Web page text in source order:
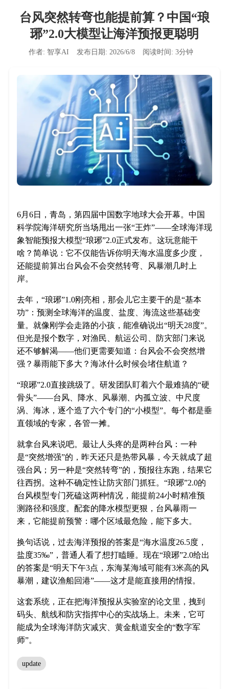
台风突然转弯也能提前算？中国“琅
琊”2.0大模型让海洋预报更聪明
作者: 智享AI 发布日期: 2026/6/8 阅读时间: 3分钟
6月6日，青岛，第四届中国数字地球大会开幕。中国
科学院海洋研究所当场甩出一张“王炸”——全球海洋现
象智能预报大模型“琅琊”2.0正式发布。这玩意能干
啥？简单说：它不仅能告诉你明天海水温度多少度，
还能提前算出台风会不会突然转弯、风暴潮几时上
岸。
去年，“琅琊”1.0刚亮相，那会儿它主要干的是“基本
功”：预测全球海洋的温度、盐度、海流这些基础变
量。就像刚学会走路的小孩，能准确说出“明天28度”。
但光是报个数字，对渔民、航运公司、防灾部门来说
还不够解渴——他们更需要知道：台风会不会突然增
强？暴雨能下多大？海冰什么时候会堵住航道？
“琅琊”2.0直接跳级了。研发团队盯着六个最难搞的“硬
骨头”——台风、降水、风暴潮、内孤立波、中尺度
涡、海冰，逐个造了六个专门的“小模型”。每个都是垂
直领域的专家，各管一摊。
就拿台风来说吧。最让人头疼的是两种台风：一种
是“突然增强”的，昨天还只是热带风暴，今天就成了超
强台风；另一种是“突然转弯”的，预报往东跑，结果它
往西拐。这种不确定性让防灾部门抓狂。“琅琊”2.0的
台风模型专门死磕这两种情况，能提前24小时精准预
测路径和强度。配套的降水模型更狠，台风暴雨一
来，它能提前预警：哪个区域最危险，能下多大。
换句话说，过去海洋预报的答案是“海水温度26.5度，
盐度35‰”，普通人看了想打瞌睡。现在“琅琊”2.0给出
的答案是“明天下午3点，东海某海域可能有3米高的风
暴潮，建议渔船回港”——这才是能直接用的情报。
这套系统，正在把海洋预报从实验室的论文里，拽到
码头、航线和防灾指挥中心的实战场上。未来，它可
能成为全球海洋防灾减灾、黄金航道安全的“数字军
师”。
update